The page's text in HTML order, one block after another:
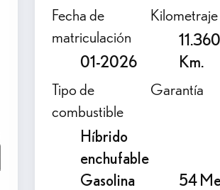
Fecha de
matriculación
01-2026
Kilometraje
11.360
Km.
Tipo de
combustible
Híbrido
enchufable
Gasolina
Garantía
54